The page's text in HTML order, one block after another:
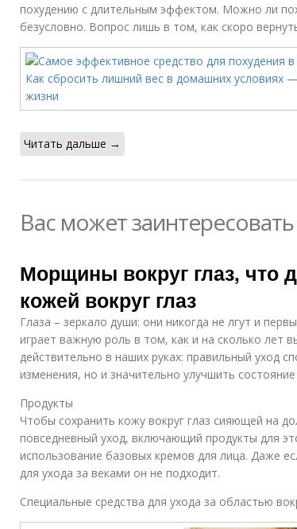
похудению с длительным эффектом. Можно ли
безусловно. Вопрос лишь в том, как скоро
Читать дальше →
Вас может заинтересовать
Морщины вокруг глаз, что
кожей вокруг глаз
Глаза – зеркало души: они никогда не лгут и
играет важную роль в том, как и на сколько лет
действительно в наших руках: правильный уход
изменения, но и значительно улучшить
Продукты
Чтобы сохранить кожу вокруг глаз сияющей на
повседневный уход, включающий продукты для
использование базовых кремов для лица. Даже
для ухода за веками он не подходит.
Специальные средства для ухода за областью